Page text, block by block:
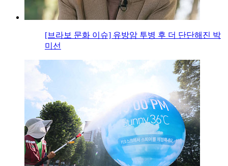
[브라보 문화 이슈] 유방암 투병 후 더 단단해진 박
미선